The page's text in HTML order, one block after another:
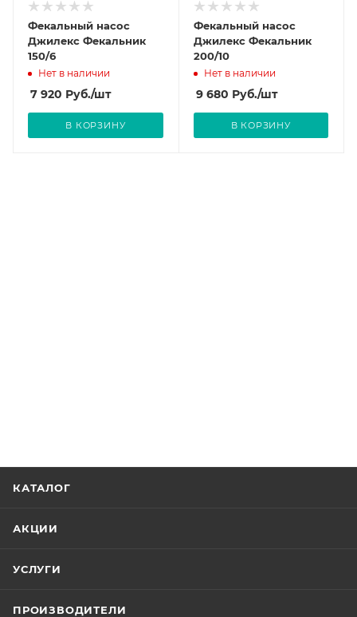
Фекальный насос
Джилекс Фекальник
150/6
Нет в наличии
7 920 Руб./шт
В КОРЗИНУ
Фекальный насос
Джилекс Фекальник
200/10
Нет в наличии
9 680 Руб./шт
В КОРЗИНУ
КАТАЛОГ
АКЦИИ
УСЛУГИ
ПРОИЗВОДИТЕЛИ